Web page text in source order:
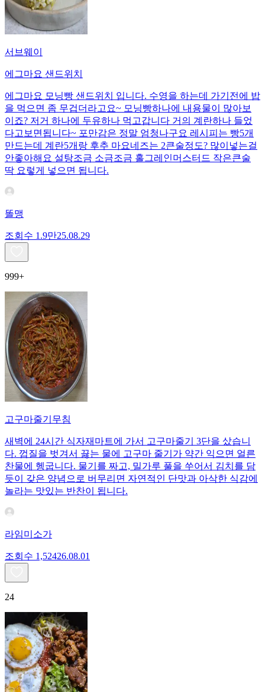
서브웨이
에그마요 샌드위치
에그마요 모닝빵 샌드위치 입니다. 수영을 하는데 가기전에 밥
을 먹으면 좀 무겁더라고요~ 모닝빵하나에 내용물이 많아보
이죠? 저거 하나에 두유하나 먹고갑니다 거의 계란하나 들었
다고보면됩니다~ 포만감은 정말 엄청나구요 레시피는 빵5개
만드는데 계란5개랑 후추 마요네즈는 2큰술정도? 많이넣는걸
안좋아해요 설탕조금 소금조금 홀그레인머스터드 작은큰술
딱 요렇게 넣으면 됩니다.
똘맹
조회수 1.9만25.08.29
999+
고구마줄기무침
새벽에 24시간 식자재마트에 가서 고구마줄기 3단을 샀습니
다. 껍질을 벗겨서 끓는 물에 고구마 줄기가 약간 익으면 얼른
찬물에 헹굽니다. 물기를 짜고, 밀가루 풀을 쑤어서 김치를 담
듯이 갖은 양념으로 버무리면 자연적인 단맛과 아삭한 식감에
놀라는 맛있는 반찬이 됩니다.
라임미소가
조회수 1,52426.08.01
24